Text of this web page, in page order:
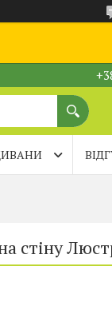
стіну